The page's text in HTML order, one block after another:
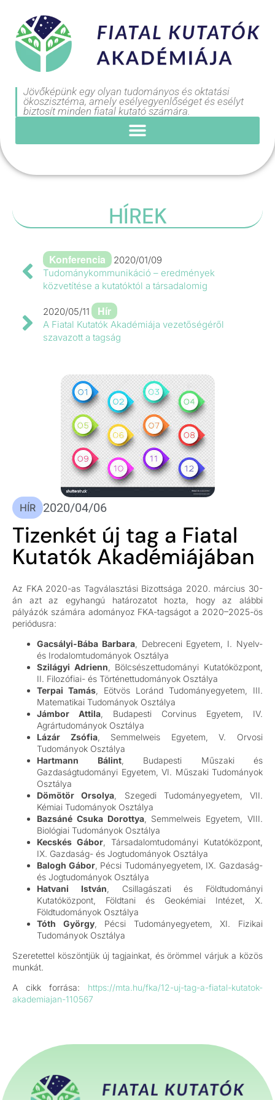
Jövőképünk egy olyan tudományos és oktatási
ökoszisztéma, amely esélyegyenlőséget és esélyt
biztosít minden fiatal kutató számára.
HÍREK
Konferencia
2020/01/09
Tudománykommunikáció – eredmények
közvetítése a kutatóktól a társadalomig
2020/05/11 Hír
A Fiatal Kutatók Akadémiája vezetőségéről
szavazott a tagság
HÍR 2020/04/06
Tizenkét új tag a Fiatal
Kutatók Akadémiájában
Az FKA 2020-as Tagválasztási Bizottsága 2020. március 30-
án azt az egyhangú határozatot hozta, hogy az alábbi
pályázók számára adományoz FKA-tagságot a 2020–2025-ös
periódusra:
Gacsályi-Bába Barbara, Debreceni Egyetem, I. Nyelv-
és Irodalomtudományok Osztálya
Szilágyi Adrienn , Bölcsészettudományi Kutatóközpont,
II. Filozófiai- és Történettudományok Osztálya
Terpai Tamás , Eötvös Loránd Tudományegyetem, III.
Matematikai Tudományok Osztálya
Jámbor Attila , Budapesti Corvinus Egyetem, IV.
Agrártudományok Osztálya
Lázár Zsófia, Semmelweis Egyetem, V. Orvosi
Tudományok Osztálya
Hartmann Bálint, Budapesti Műszaki és
Gazdaságtudományi Egyetem, VI. Műszaki Tudományok
Osztálya
Dömötör Orsolya , Szegedi Tudományegyetem, VII.
Kémiai Tudományok Osztálya
Bazsáné Csuka Dorottya, Semmelweis Egyetem, VIII.
Biológiai Tudományok Osztálya
Kecskés Gábor , Társadalomtudományi Kutatóközpont,
IX. Gazdaság- és Jogtudományok Osztálya
Balogh Gábor, Pécsi Tudományegyetem, IX. Gazdaság-
és Jogtudományok Osztálya
Hatvani István , Csillagászati és Földtudományi
Kutatóközpont, Földtani és Geokémiai Intézet, X.
Földtudományok Osztálya
Tóth György, Pécsi Tudományegyetem, XI. Fizikai
Tudományok Osztálya
Szeretettel köszöntjük új tagjainkat, és örömmel várjuk a közös
munkát.
A cikk forrása: https://mta.hu/fka/12-uj-tag-a-fiatal-kutatok-
akademiajan-110567